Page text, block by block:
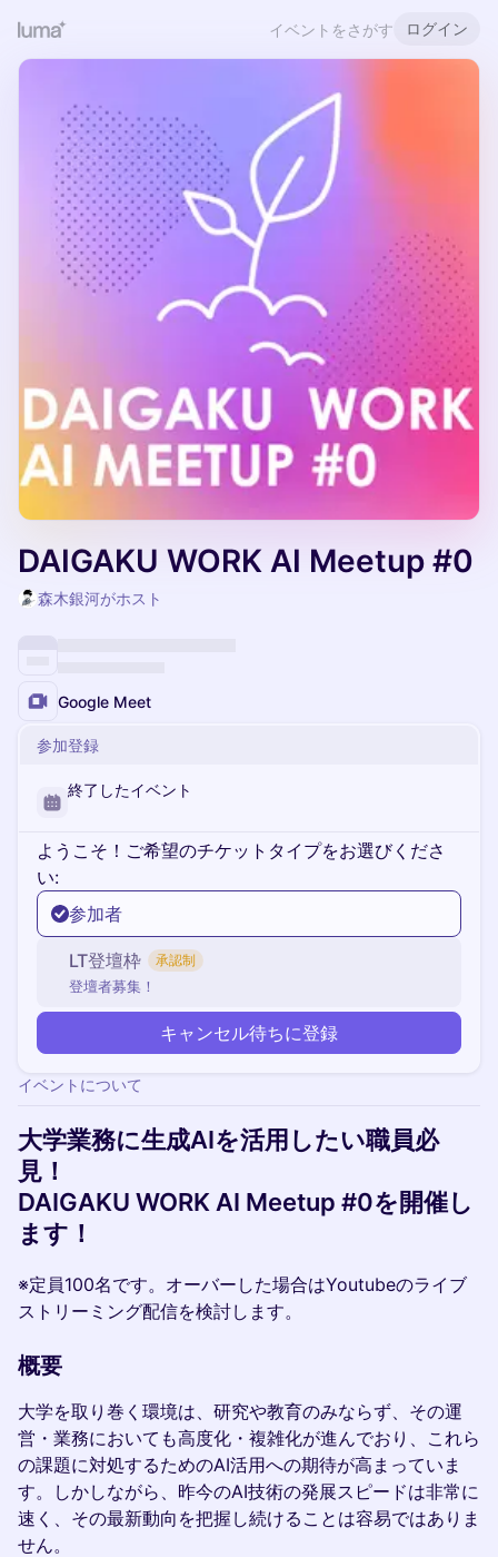
イベントをさがす ログイン
DAIGAKU WORK AI Meetup #0
森木銀河がホスト
Google Meet
参加登録
終了したイベント
ようこそ！ご希望のチケットタイプをお選びくださ
い:
参加者
LT登壇枠 承認制
登壇者募集！
キャンセル待ちに登録
イベントについて
大学業務に生成AIを活用したい職員必
見！
DAIGAKU WORK AI Meetup #0を開催し
ます！
※定員100名です。オーバーした場合はYoutubeのライブ
ストリーミング配信を検討します。
概要
大学を取り巻く環境は、研究や教育のみならず、その運
営・業務においても高度化・複雑化が進んでおり、これら
の課題に対処するためのAI活用への期待が高まっていま
す。しかしながら、昨今のAI技術の発展スピードは非常に
速く、その最新動向を把握し続けることは容易ではありま
せん。